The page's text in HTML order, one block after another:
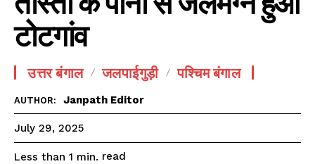
टोटगांव
उत्तर बंगाल जलपाईगुड़ी पश्चिम बंगाल
AUTHOR: Janpath Editor
July 29, 2025
Less than 1 min. read